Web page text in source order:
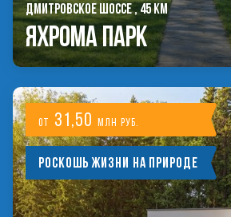
ДМИТРОВСКОЕ ШОССЕ , 45 КМ
Яхрома Парк
от 31,50 млн руб.
Роскошь жизни на природе